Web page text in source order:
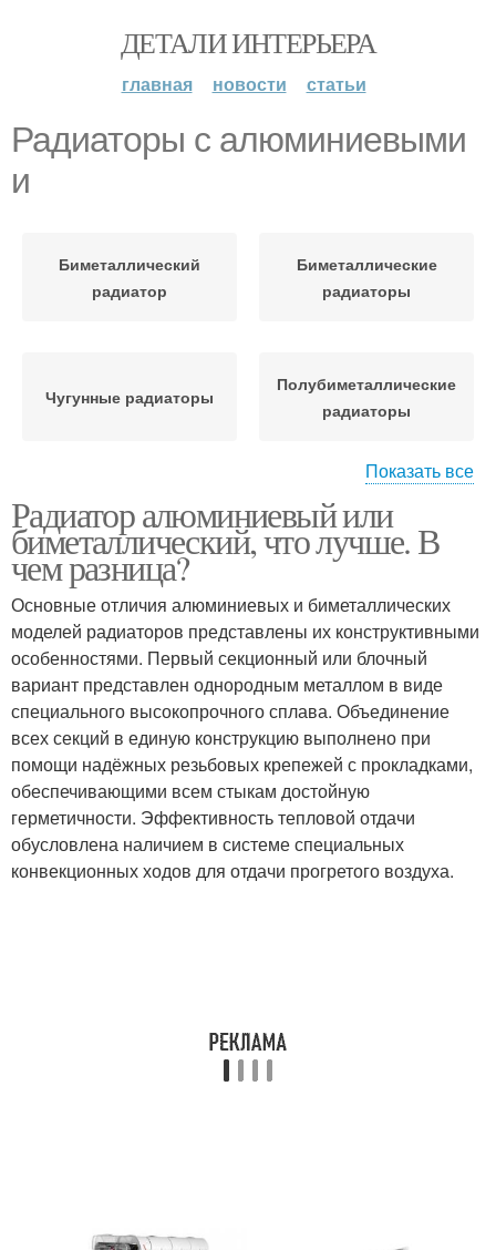
ДЕТАЛИ ИНТЕРЬЕРА
главная новости статьи
Радиаторы с алюминиевыми
и
Биметаллический
радиатор
Биметаллические
радиаторы
Чугунные радиаторы
Полубиметаллические
радиаторы
соотношении
Показать все
Радиатор алюминиевый или
биметаллический, что лучше. В
чем разница?
Основные отличия алюминиевых и биметаллических
моделей радиаторов представлены их конструктивными
особенностями. Первый секционный или блочный
вариант представлен однородным металлом в виде
специального высокопрочного сплава. Объединение
всех секций в единую конструкцию выполнено при
помощи надёжных резьбовых крепежей с прокладками,
обеспечивающими всем стыкам достойную
герметичности. Эффективность тепловой отдачи
обусловлена наличием в системе специальных
конвекционных ходов для отдачи прогретого воздуха.